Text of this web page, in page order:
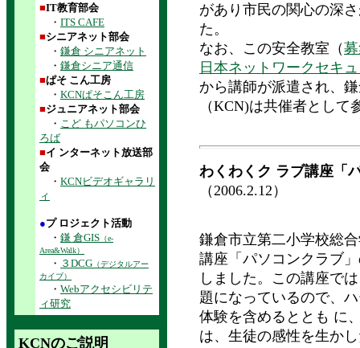
■IT教育部会
・ ITS CAFE
■シニアネット部会
・ 鎌倉 シニアネット
・ 鎌倉シニア通信
■ぱそ こん工房
・ KCNぱそこん工房
■ジュニアネット部会
・ こど もパソコンひ
ろば
■イ ンターネット放送部
会
・ KCNビデオギャラリ
ィ
●プ ロジェクト活動
・ 鎌 倉GIS （e-
Area&Walk）
・ ３DCG （デジタルアー
カイブ）
・ Webアクセシビリテ
ィ研究
KCNのご説明
があり市民の関心の深
た。
なお、この安全教室（
日本ネットワークセキ
から講師が派遣され、
（KCN)は共催者として
わくわくク ラブ講座「
（2006.2.12）
鎌倉市立第二小学校総
講座「パソコンクラブ
しました。この講座で
題になっているので、
体験を含めるととも に
は、生徒の感性を生か